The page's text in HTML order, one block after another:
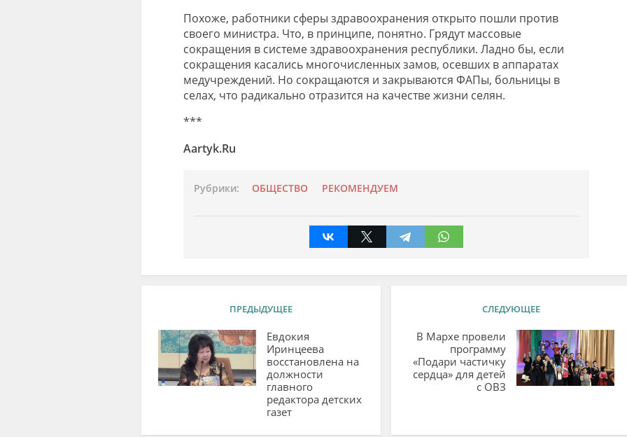
Похоже, работники сферы здравоохранения открыто пошли против
своего министра. Что, в принципе, понятно. Грядут массовые
сокращения в системе здравоохранения республики. Ладно бы, если
сокращения касались многочисленных замов, осевших в аппаратах
медучреждений. Но сокращаются и закрываются ФАПы, больницы в
селах, что радикально отразится на качестве жизни селян.
***
Aartyk.Ru
Рубрики: ОБЩЕСТВО РЕКОМЕНДУЕМ
ПРЕДЫДУЩЕЕ
Евдокия
Иринцеева
восстановлена на
должности
главного
редактора детских
газет
СЛЕДУЮЩЕЕ
В Мархе провели
программу
«Подари частичку
сердца» для детей
с ОВЗ